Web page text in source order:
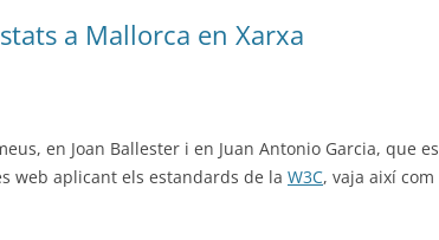
a Mallorca en Xarxa
en Joan Ballester i en Juan Antonio Garcia, que es
web aplicant els estandards de la W3C, vaja així com